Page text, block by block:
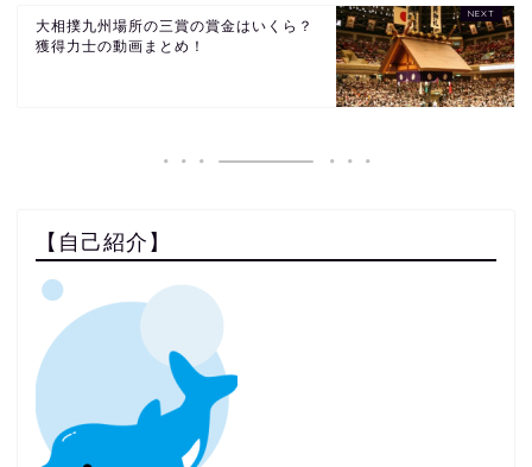
大相撲九州場所の三賞の賞金はいくら？
獲得力士の動画まとめ！
【自己紹介】